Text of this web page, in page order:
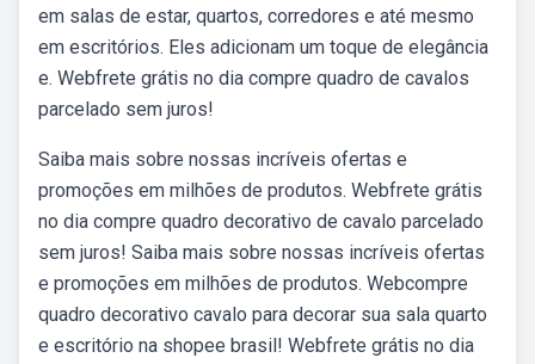
em salas de estar, quartos, corredores e até mesmo
em escritórios. Eles adicionam um toque de elegância
e. Webfrete grátis no dia compre quadro de cavalos
parcelado sem juros!
Saiba mais sobre nossas incríveis ofertas e
promoções em milhões de produtos. Webfrete grátis
no dia compre quadro decorativo de cavalo parcelado
sem juros! Saiba mais sobre nossas incríveis ofertas
e promoções em milhões de produtos. Webcompre
quadro decorativo cavalo para decorar sua sala quarto
e escritório na shopee brasil! Webfrete grátis no dia